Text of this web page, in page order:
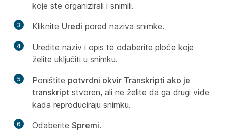
koje ste organizirali i snimili.
3 Kliknite Uredi pored naziva snimke.
4
Uredite naziv i opis te odaberite ploče koje
želite uključiti u snimku.
5 Poništite potvrdni okvir Transkripti ako je
transkript stvoren, ali ne želite da ga drugi vide
kada reproduciraju snimku.
6 Odaberite Spremi.